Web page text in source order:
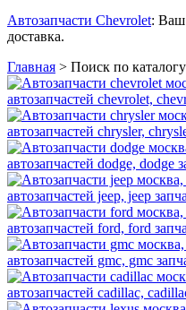
Автозапчасти Chevrolet: Ваш
доставка.
Главная > Поиск по каталогу